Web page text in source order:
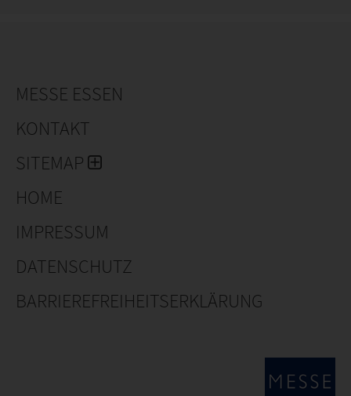
MESSE ESSEN
KONTAKT
SITEMAP
HOME
IMPRESSUM
DATENSCHUTZ
BARRIEREFREIHEITSERKLÄRUNG